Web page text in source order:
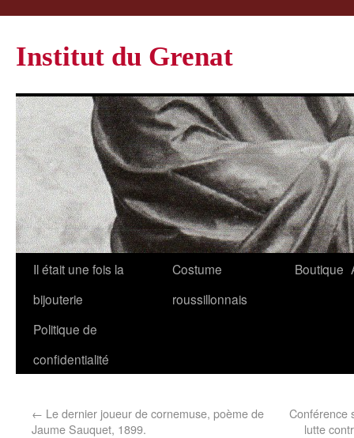
Institut du Grenat
Il était une fois la
bijouterie
Costume
roussillonnais
Boutique
Politique de
confidentialité
← Le dernier joueur de cornemuse, poème de
Jaume Sauquet, 1899.
Conférence
lutte